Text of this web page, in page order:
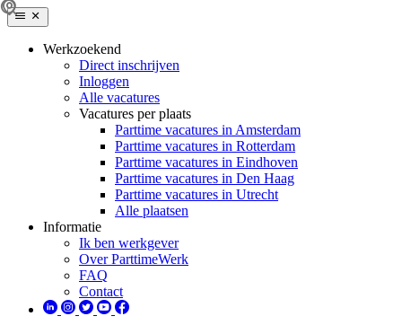
Werkzoekend
Direct inschrijven
Inloggen
Alle vacatures
Vacatures per plaats
Parttime vacatures in Amsterdam
Parttime vacatures in Rotterdam
Parttime vacatures in Eindhoven
Parttime vacatures in Den Haag
Parttime vacatures in Utrecht
Alle plaatsen
Informatie
Ik ben werkgever
Over ParttimeWerk
FAQ
Contact